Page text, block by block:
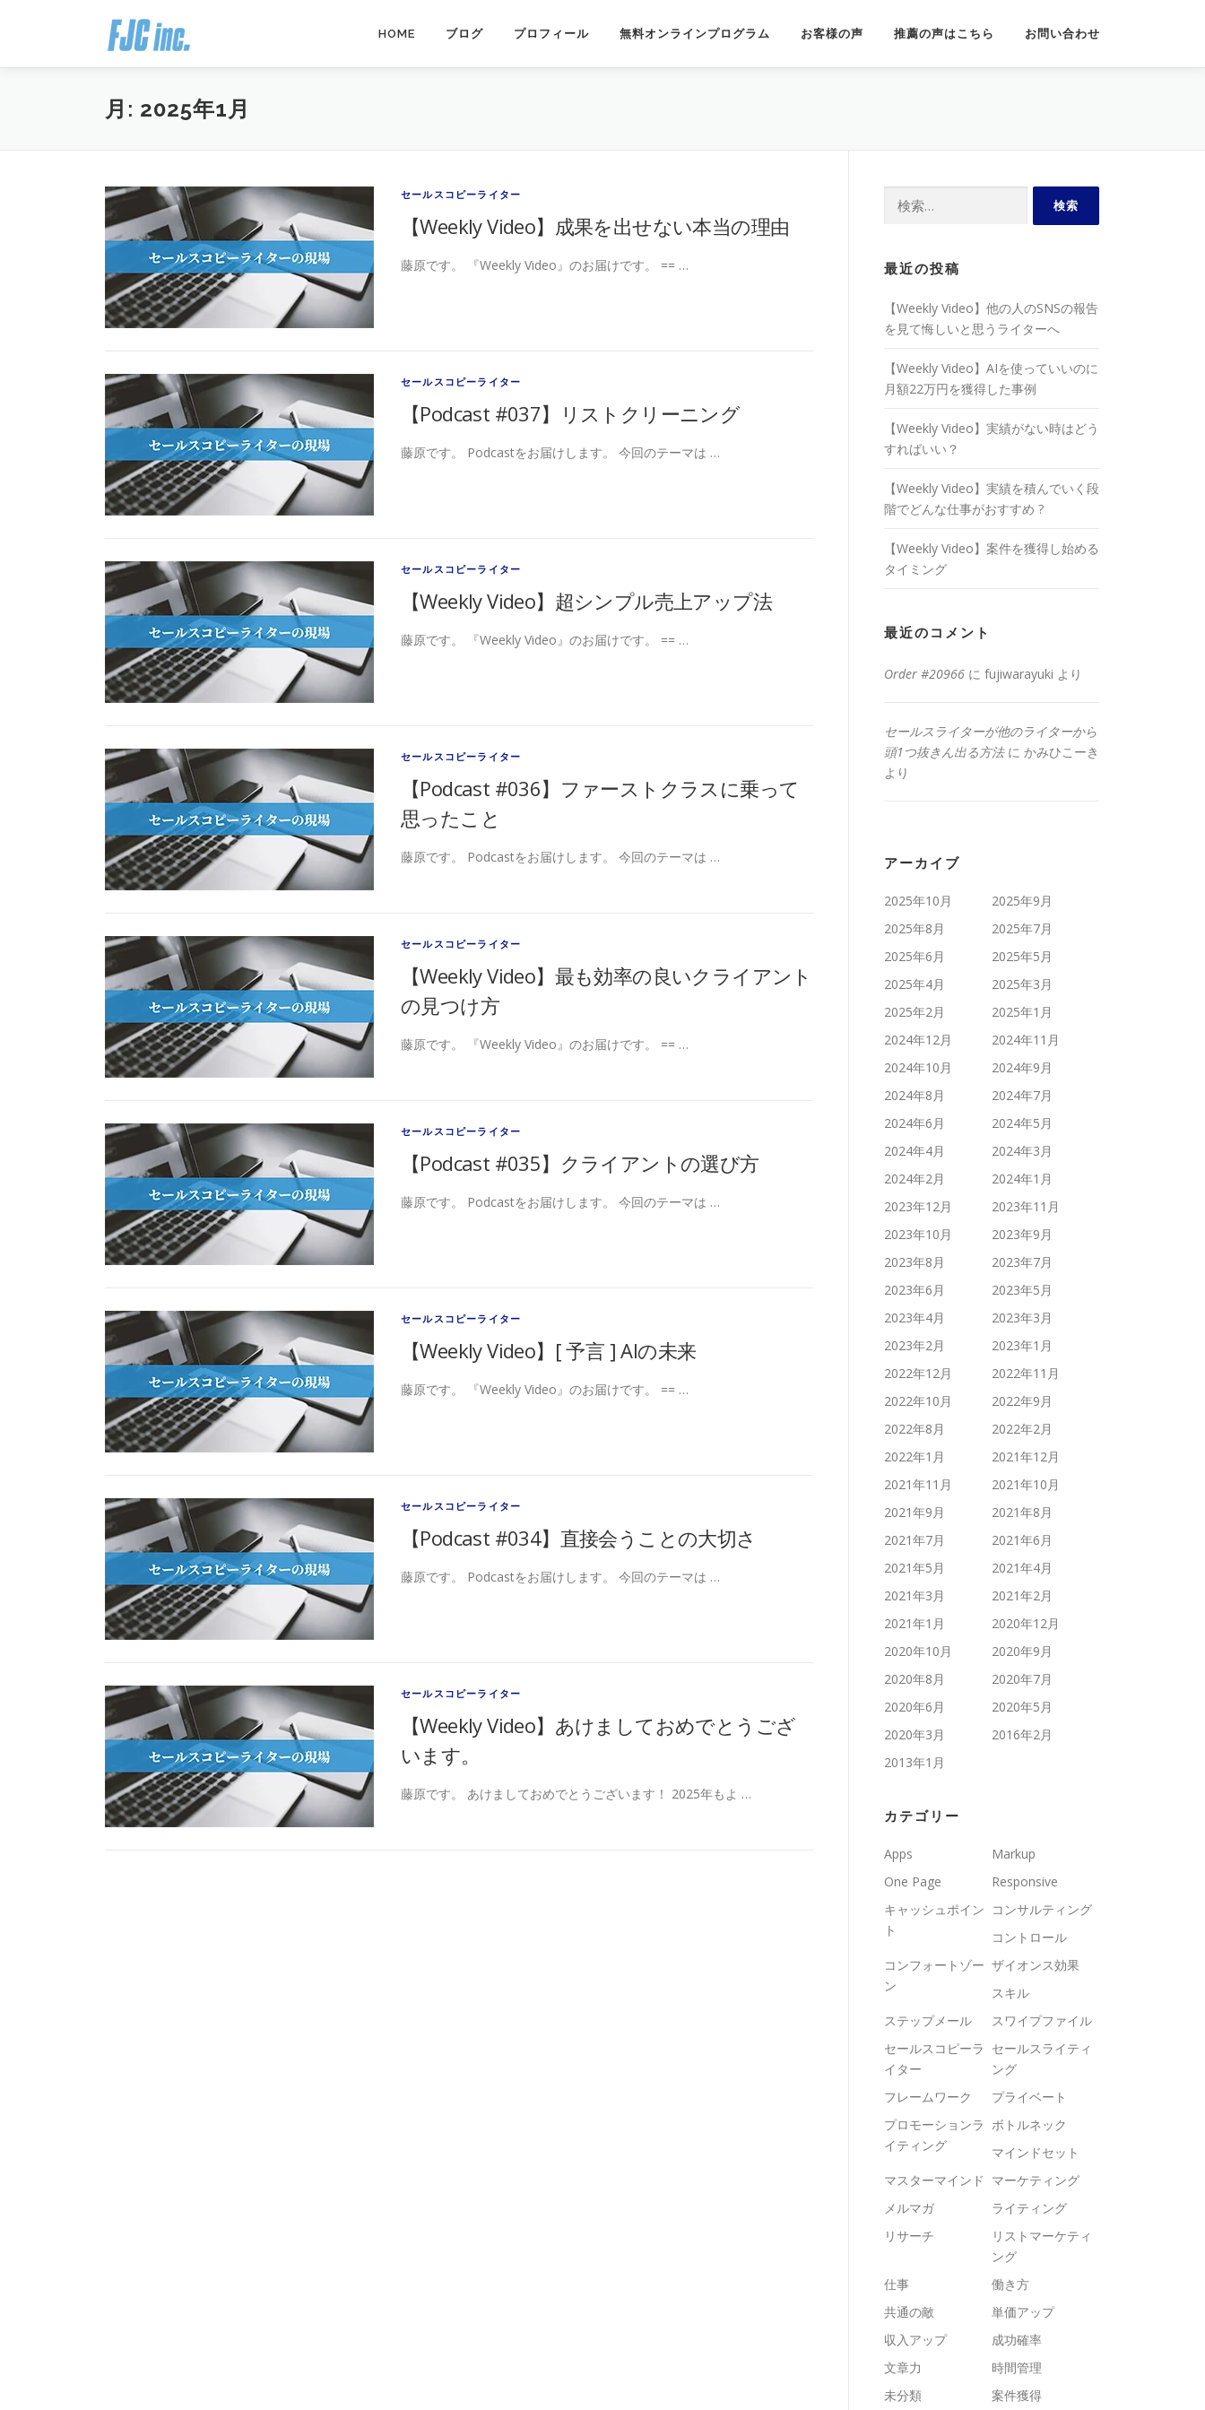
ン
HOME ブログ プロフィール 無料オンラインプログラム お客様の声 推薦の声はこちら お問い合わせ
月: 2025年1月
セールスコピーライター
【Weekly Video】成果を出せない本当の理由
藤原です。 『Weekly Video』のお届けです。 == …
セールスコピーライター
【Podcast #037】リストクリーニング
藤原です。 Podcastをお届けします。 今回のテーマは …
セールスコピーライター
【Weekly Video】超シンプル売上アップ法
藤原です。 『Weekly Video』のお届けです。 == …
セールスコピーライター
【Podcast #036】ファーストクラスに乗って
思ったこと
藤原です。 Podcastをお届けします。 今回のテーマは …
セールスコピーライター
【Weekly Video】最も効率の良いクライアント
の見つけ方
藤原です。 『Weekly Video』のお届けです。 == …
セールスコピーライター
【Podcast #035】クライアントの選び方
藤原です。 Podcastをお届けします。 今回のテーマは …
セールスコピーライター
【Weekly Video】[ 予言 ] AIの未来
藤原です。 『Weekly Video』のお届けです。 == …
セールスコピーライター
【Podcast #034】直接会うことの大切さ
藤原です。 Podcastをお届けします。 今回のテーマは …
セールスコピーライター
【Weekly Video】あけましておめでとうござ
います。
藤原です。 あけましておめでとうございます！ 2025年もよ …
最近の投稿
【Weekly Video】他の人のSNSの報告
を見て悔しいと思うライターへ
【Weekly Video】AIを使っていいのに
月額22万円を獲得した事例
【Weekly Video】実績がない時はどう
すればいい？
【Weekly Video】実績を積んでいく段
階でどんな仕事がおすすめ ?
【Weekly Video】案件を獲得し始める
タイミング
最近のコメント
Order #20966 に fujiwarayuki より
セールスライターが他のライターから
頭1つ抜きん出る方法に かみひこーき
より
アーカイブ
2025年10月
2025年9月
2025年8月
2025年7月
2025年6月
2025年5月
2025年4月
2025年3月
2025年2月
2025年1月
2024年12月
2024年11月
2024年10月
2024年9月
2024年8月
2024年7月
2024年6月
2024年5月
2024年4月
2024年3月
2024年2月
2024年1月
2023年12月
2023年11月
2023年10月
2023年9月
2023年8月
2023年7月
2023年6月
2023年5月
2023年4月
2023年3月
2023年2月
2023年1月
2022年12月
2022年11月
2022年10月
2022年9月
2022年8月
2022年2月
2022年1月
2021年12月
2021年11月
2021年10月
2021年9月
2021年8月
2021年7月
2021年6月
2021年5月
2021年4月
2021年3月
2021年2月
2021年1月
2020年12月
2020年10月
2020年9月
2020年8月
2020年7月
2020年6月
2020年5月
2020年3月
2016年2月
2013年1月
カテゴリー
Apps
Markup
One Page
Responsive
キャッシュポイン
ト
コンサルティング
コントロール
コンフォートゾー
ン
ザイオンス効果
スキル
ステップメール
スワイプファイル
セールスコピーラ
イター
セールスライティ
ング
フレームワーク
プライベート
プロモーションラ
イティング
ボトルネック
マインドセット
マスターマインド マーケティング
メルマガ
ライティング
リサーチ
リストマーケティ
ング
仕事
働き方
共通の敵
単価アップ
収入アップ
成功確率
文章力
時間管理
未分類
案件獲得